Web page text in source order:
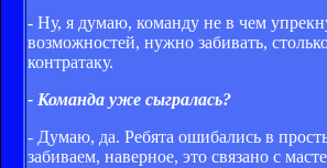
- Ну, я думаю, команду не в чем
возможностей, нужно забивать,
контратаку.
- Команда уже сыгралась?
- Думаю, да. Ребята ошибались в
забиваем, наверное, это связано с